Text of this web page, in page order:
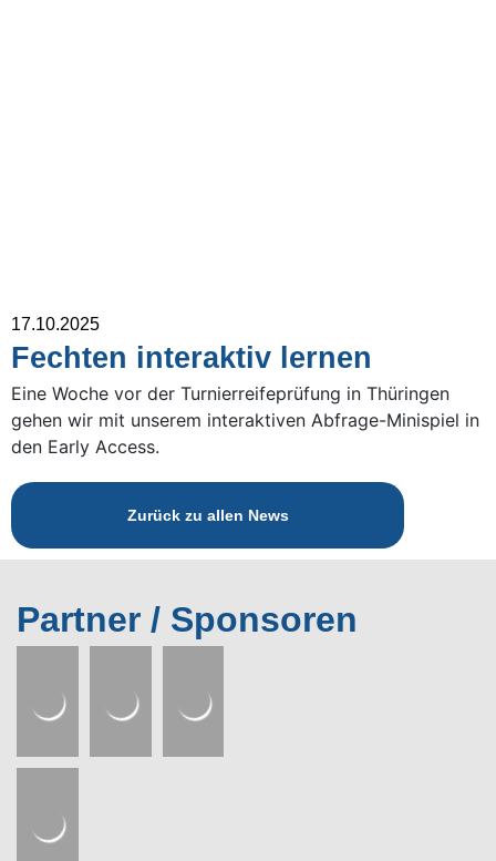
17.10.2025
Fechten interaktiv lernen
Eine Woche vor der Turnierreifeprüfung in Thüringen
gehen wir mit unserem interaktiven Abfrage-Minispiel in
den Early Access.
Zurück zu allen News
Partner / Sponsoren